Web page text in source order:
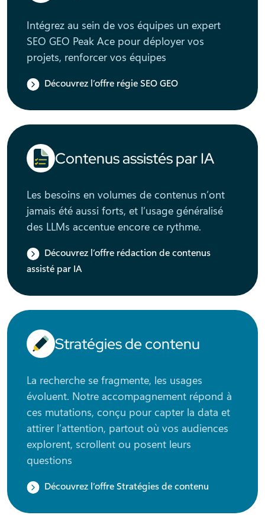
Intégrez au sein de vos équipes un expert
SEO GEO Peak Ace pour déployer vos
projets, renforcer vos équipes
Découvrez l’offre régie SEO GEO
Contenus assistés par IA
Les besoins en volumes de contenus n’ont
jamais été aussi forts, et l’usage généralisé
des LLMs accentue encore ce rythme.
Découvrez l’offre rédaction de contenus
assisté par IA
Stratégies de contenu
La recherche se fragmente, les usages
évoluent. Notre accompagnement répond à
ces mutations, conçu pour capter la data et
attirer l’attention, partout où vos audiences
explorent, scrollent ou posent leurs
questions
Découvrez l’offre Stratégies de contenu